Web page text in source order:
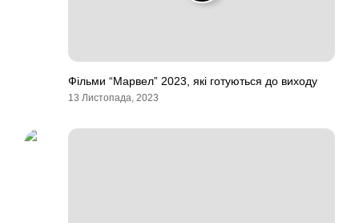
Фільми “Марвел” 2023, які готуються до виходу
13 Листопада, 2023